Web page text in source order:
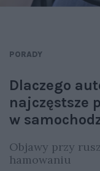
PORADY
Dlaczego
najczęstsze
w
Objawy przy
hamowaniu